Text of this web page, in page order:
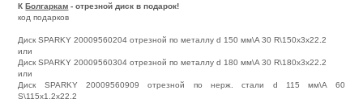
КБолгаркам - отрезной диск в подарок!
код подарков
Диск SPARKY 20009560204 отрезной по металлу d 150 мм\A 30 R\150x3x22.2
или
Диск SPARKY 20009560304 отрезной по металлу d 180 мм\A 30 R\180x3x22.2
или
Диск SPARKY 20009560909 отрезной по нерж. стали d 115 мм\A 60
S\115x1.2x22.2